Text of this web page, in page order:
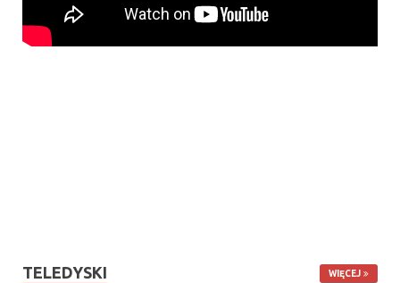
TELEDYSKI WIĘCEJ